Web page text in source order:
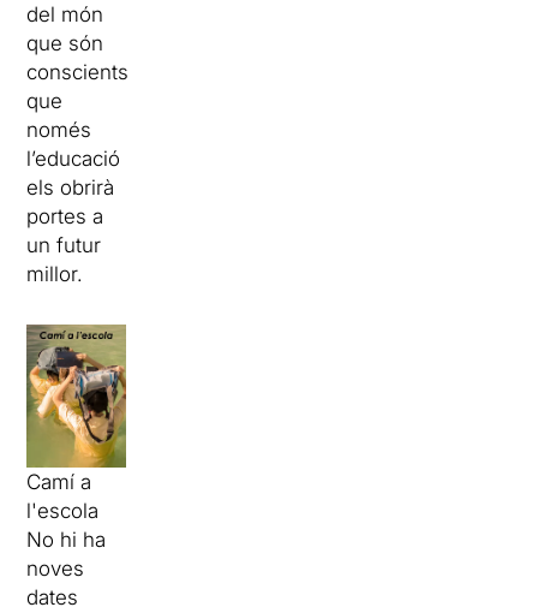
del món
que són
conscients
que
només
l’educació
els obrirà
portes a
un futur
millor.
Camí a
l'escola
No hi ha
noves
dates